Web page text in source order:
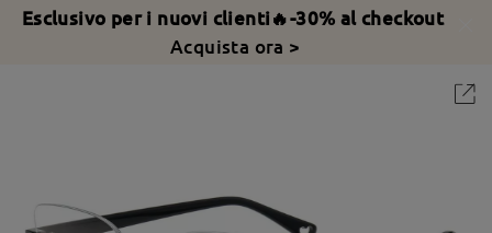
Esclusivo per i nuovi clienti🔥-30% al checkout
Acquista ora >